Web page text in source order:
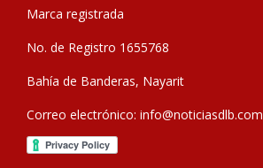
Marca registrada
No. de Registro 1655768
Bahía de Banderas, Nayarit
Correo electrónico: info@noticiasdlb.com